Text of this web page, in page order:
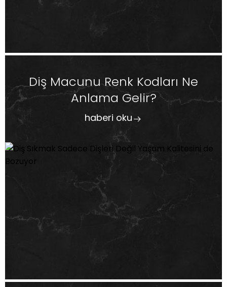
Diş Macunu Renk Kodları Ne
Anlama Gelir?
haberi oku